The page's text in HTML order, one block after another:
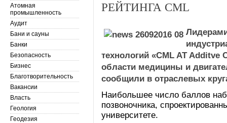
РЕЙТИНГА CML
технологий «CML AT Additve
области медицины и
сообщили в отраслевых
Наибольшее число баллов
позвоночника,
университете.
Атомная
промышленность
Аудит
Бани и сауны
Банки
Безопасность
Бизнес
Благотворительность
Вакансии
Власть
Геология
Геодезия